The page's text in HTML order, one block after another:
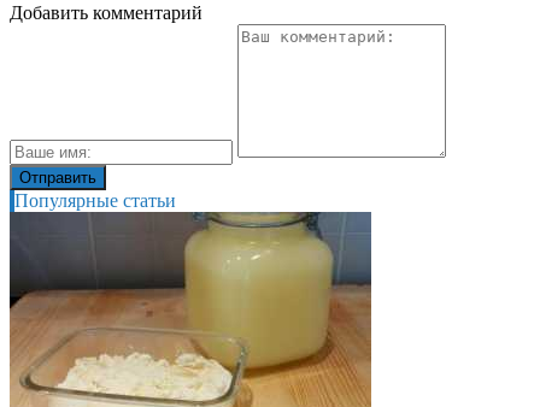
Добавить комментарий
Популярные статьи